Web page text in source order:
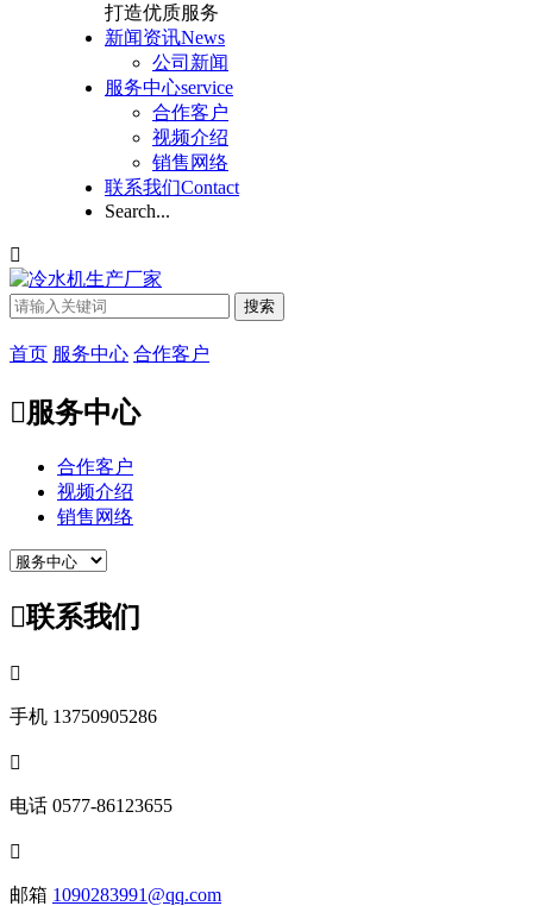
打造优质服务
新闻资讯News
公司新闻
服务中心service
合作客户
视频介绍
销售网络
联系我们Contact
Search...

搜索
首页 服务中心 合作客户
服务中心
合作客户
视频介绍
销售网络
联系我们

手机 13750905286

电话 0577-86123655

邮箱 1090283991@qq.com